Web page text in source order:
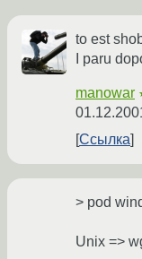
to est
I paru
manowar
Ссылка
> pod
Unix =>